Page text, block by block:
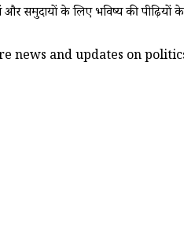
और समुदायों के लिए भविष्य की
news and updates on